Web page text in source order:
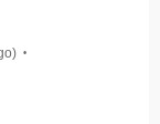
•